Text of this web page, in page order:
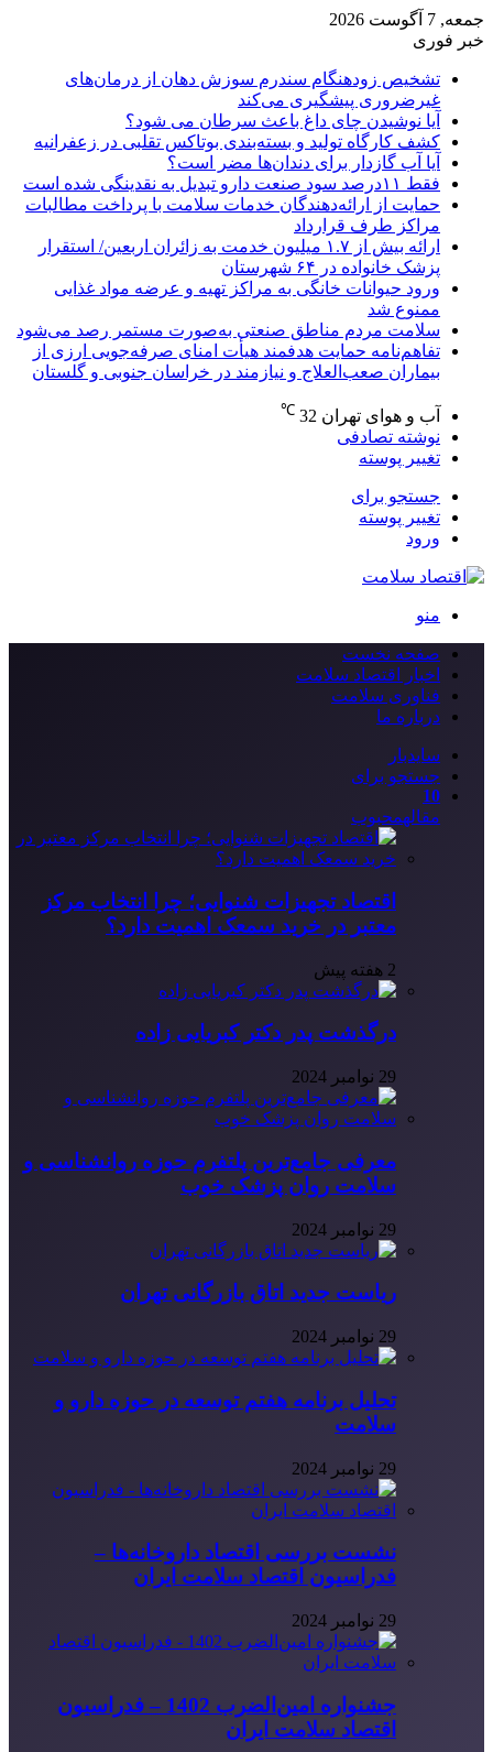
جمعه, 7 آگوست 2026
خبر فوری
تشخیص زودهنگام سندرم سوزش دهان از درمان‌های
غیرضروری پیشگیری می‌کند
آیا نوشیدن چای داغ باعث سرطان می شود؟
کشف کارگاه تولید و بسته‌بندی بوتاکس تقلبی در زعفرانیه
آیا آب گازدار برای دندان‌ها مضر است؟
فقط ۱۱‌درصد سود صنعت دارو تبدیل به نقدینگی شده است
حمایت از ارائه‌دهندگان خدمات سلامت با پرداخت مطالبات
مراکز طرف قرارداد
ارائه بیش از ۱.۷ میلیون خدمت به زائران اربعین/ استقرار
پزشک خانواده در ۶۴ شهرستان
ورود حیوانات خانگی به مراکز تهیه و عرضه مواد غذایی
ممنوع شد
سلامت مردم مناطق صنعتی به‌صورت مستمر رصد می‌شود
تفاهم‌نامه حمایت هدفمند هیأت امنای صرفه‌جویی ارزی از
بیماران صعب‌العلاج و نیازمند در خراسان جنوبی و گلستان
آب و هوای تهران 32
℃
نوشته تصادفی
تغییر پوسته
جستجو برای
تغییر پوسته
ورود
منو
صفحه نخست
اخبار اقتصاد سلامت
فناوری سلامت
درباره ما
سایدبار
جستجو برای
10
مقالهمحبوب
اقتصاد تجهیزات شنوایی؛ چرا انتخاب مرکز
معتبر در خرید سمعک اهمیت دارد؟
2 هفته پیش
درگذشت پدر دکتر کبریایی زاده
29 نوامبر 2024
معرفی جامع‌ترین پلتفرم حوزه روانشناسی و
سلامت روان پزشک خوب
29 نوامبر 2024
ریاست جدید اتاق بازرگانی تهران
29 نوامبر 2024
تحلیل برنامه هفتم توسعه در حوزه دارو و
سلامت
29 نوامبر 2024
نشست بررسی اقتصاد داروخانه‌ها –
فدراسیون اقتصاد سلامت ایران
29 نوامبر 2024
جشنواره امین‌الضرب 1402 – فدراسیون
اقتصاد سلامت ایران